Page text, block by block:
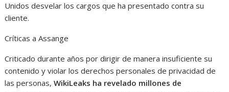
Unidos desvelar los cargos que ha presentado contra su
cliente.
Críticas a Assange
Criticado durante años por dirigir de manera insuficiente su
contenido y violar los derechos personales de privacidad de
las personas,WikiLeaks ha revelado millones de